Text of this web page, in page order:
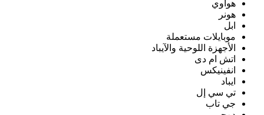
هواوي
هونر
ابل
موبايلات مستعملة
الأجهزة اللوحية والآيباد
اتش ام دى
انفينيكس
ايباد
تي سي إل
جي تاب